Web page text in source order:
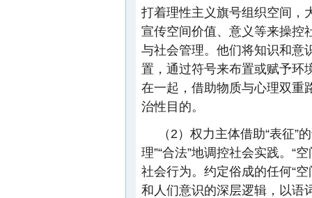
打着理性主义旗号组织空间，
宣传空间价值、意义等来操控
与社会管理。他们将知识和意
置，通过符号来布置或赋予环
在一起，借助物质与心理双重
治性目的。
（2）权力主体借助“表征”
理”“合法”地调控社会实践。“
社会行为。约定俗成的任何“
和人们意识的深层逻辑，以语